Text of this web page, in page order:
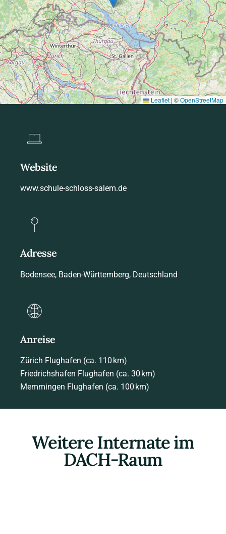
Leaflet | ©OpenStreetMap
Website
www.schule-schloss-salem.de
Adresse
Bodensee, Baden-Württemberg, Deutschland
Anreise
Zürich Flughafen (ca. 110 km)
Friedrichshafen Flughafen (ca. 30 km)
Memmingen Flughafen (ca. 100 km)
Weitere Internate im
DACH-Raum